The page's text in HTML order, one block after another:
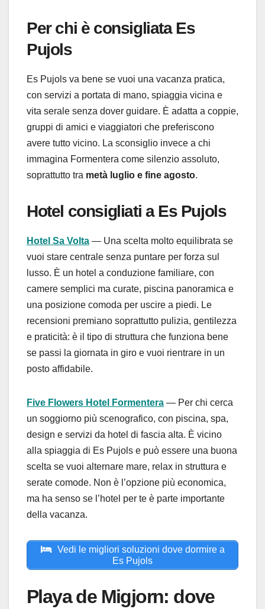
Per chi è consigliata Es
Pujols
Es Pujols va bene se vuoi una vacanza pratica,
con servizi a portata di mano, spiaggia vicina e
vita serale senza dover guidare. È adatta a coppie,
gruppi di amici e viaggiatori che preferiscono
avere tutto vicino. La sconsiglio invece a chi
immagina Formentera come silenzio assoluto,
soprattutto tra metà luglio e fine agosto.
Hotel consigliati a Es Pujols
Hotel Sa Volta — Una scelta molto equilibrata se
vuoi stare centrale senza puntare per forza sul
lusso. È un hotel a conduzione familiare, con
camere semplici ma curate, piscina panoramica e
una posizione comoda per uscire a piedi. Le
recensioni premiano soprattutto pulizia, gentilezza
e praticità: è il tipo di struttura che funziona bene
se passi la giornata in giro e vuoi rientrare in un
posto affidabile.
Five Flowers Hotel Formentera — Per chi cerca
un soggiorno più scenografico, con piscina, spa,
design e servizi da hotel di fascia alta. È vicino
alla spiaggia di Es Pujols e può essere una buona
scelta se vuoi alternare mare, relax in struttura e
serate comode. Non è l’opzione più economica,
ma ha senso se l’hotel per te è parte importante
della vacanza.
Vedi le migliori soluzioni dove dormire a
Es Pujols
Playa de Migjorn: dove